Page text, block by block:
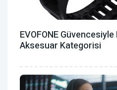
EVOFONE
Aksesuar Kategorisi